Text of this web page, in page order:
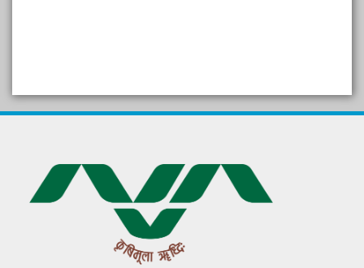
गुणवत्ता युक्त कृषि-शिक्षा एक पहल" - भारतीय
कृषि अनुसंधान परिषद की 25वीं अखिल
भारतीय कृषि प्रवेश परीक्षा 2020